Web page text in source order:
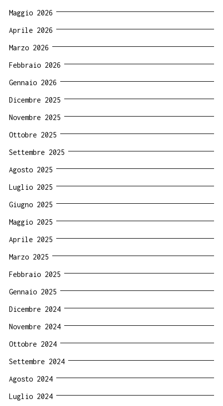
Maggio 2026
Aprile 2026
Marzo 2026
Febbraio 2026
Gennaio 2026
Dicembre 2025
Novembre 2025
Ottobre 2025
Settembre 2025
Agosto 2025
Luglio 2025
Giugno 2025
Maggio 2025
Aprile 2025
Marzo 2025
Febbraio 2025
Gennaio 2025
Dicembre 2024
Novembre 2024
Ottobre 2024
Settembre 2024
Agosto 2024
Luglio 2024